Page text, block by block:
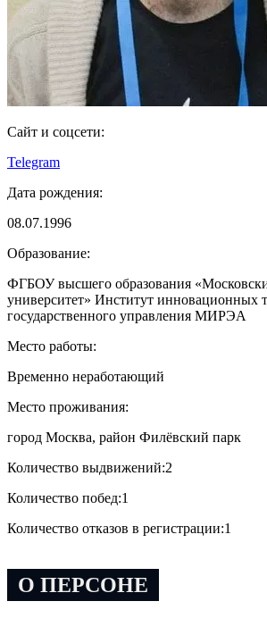
Сайт и соцсети:
Telegram
Дата рождения:
08.07.1996
Образование:
ФГБОУ высшего образования
университет» Институт инновационных
государственного управления МИРЭА
Место работы:
Временно неработающий
Место проживания:
город Москва, район Филёвский парк
Количество выдвижений:2
Количество побед:1
Количество отказов в регистрации:1
О ПЕРСОНЕ